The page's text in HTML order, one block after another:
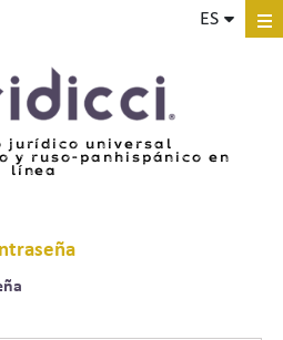
jurídico universal
y ruso-panhispánico en
línea
ES